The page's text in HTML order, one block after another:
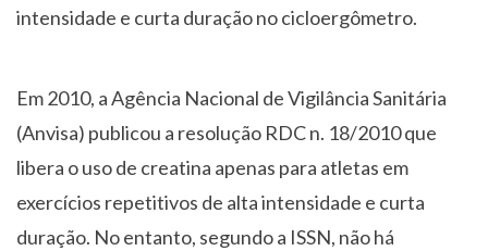
intensidade e curta duração no cicloergômetro.
Em 2010, a Agência Nacional de Vigilância Sanitária
(Anvisa) publicou a resolução RDC n. 18/2010 que
libera o uso de creatina apenas para atletas em
exercícios repetitivos de alta intensidade e curta
duração. No entanto, segundo a ISSN, não há